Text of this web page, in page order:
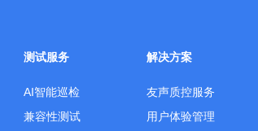
测试服务
AI智能巡检
兼容性测试
解决方案
友声质控服务
用户体验管理